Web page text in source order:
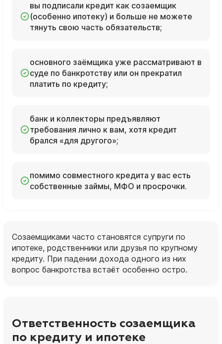
вы подписали кредит как созаемщик
(особенно ипотеку) и больше не можете
тянуть свою часть обязательств;
основного заёмщика уже рассматривают в
суде по банкротству или он прекратил
платить по кредиту;
банк и коллекторы предъявляют
требования лично к вам, хотя кредит
брался «для другого»;
помимо совместного кредита у вас есть
собственные займы, МФО и просрочки.
Созаемщиками часто становятся супруги по
ипотеке, родственники или друзья по крупному
кредиту. При падении дохода одного из них
вопрос банкротства встаёт особенно остро.
Ответственность созаемщика
по кредиту и ипотеке